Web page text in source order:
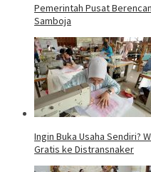
Pemerintah Pusat
Samboja
Ingin Buka Usaha Sendiri?
Gratis ke Distransnaker